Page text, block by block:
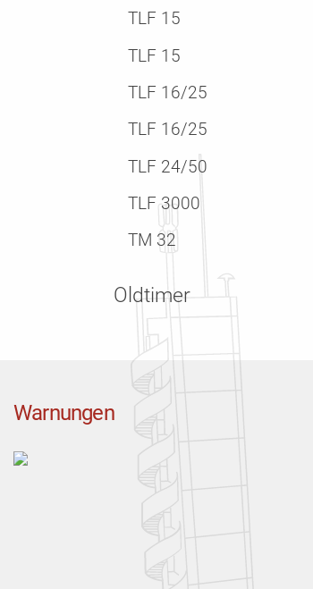
TLF 15
TLF 15
TLF 16/25
TLF 16/25
TLF 24/50
TLF 3000
TM 32
Oldtimer
Warnungen